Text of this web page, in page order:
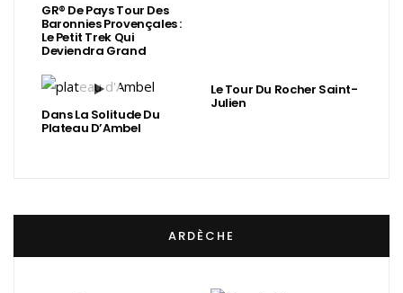
GR® De Pays Tour Des
Baronnies Provençales :
Le Petit Trek Qui
Deviendra Grand
Dans La Solitude Du
Plateau D’Ambel
Le Tour Du Rocher Saint-
Julien
ARDÈCHE